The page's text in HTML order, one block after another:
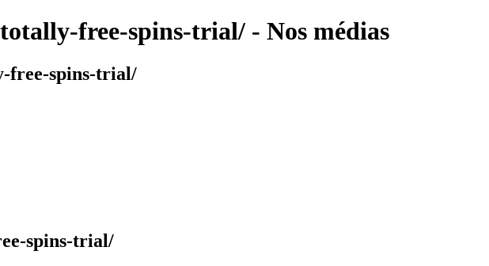
free-spins-trial/ - Nos médias
free-spins-trial/
spins-trial/